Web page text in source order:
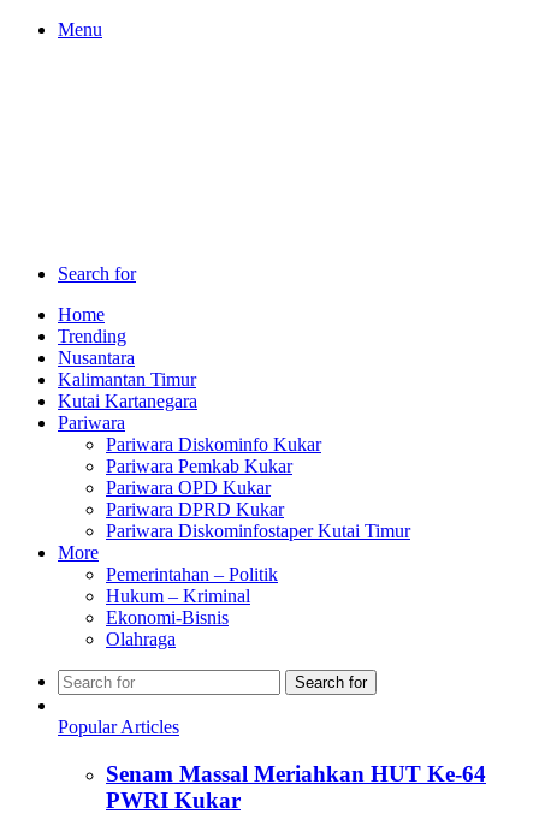
Menu
Search for
Home
Trending
Nusantara
Kalimantan Timur
Kutai Kartanegara
Pariwara
Pariwara Diskominfo Kukar
Pariwara Pemkab Kukar
Pariwara OPD Kukar
Pariwara DPRD Kukar
Pariwara Diskominfostaper Kutai Timur
More
Pemerintahan – Politik
Hukum – Kriminal
Ekonomi-Bisnis
Olahraga
Search for
Popular Articles
Senam Massal Meriahkan HUT Ke-64
PWRI Kukar